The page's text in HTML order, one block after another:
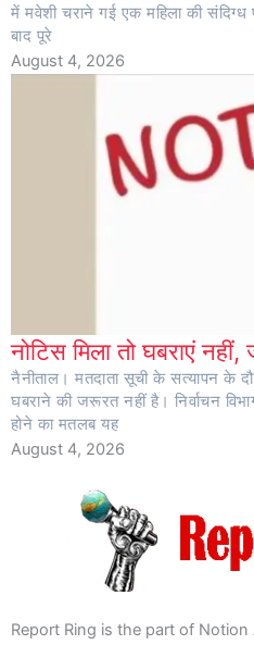
में मवेशी चराने गई एक महिला की संदिग्ध
बाद पूरे
August 4, 2026
नोटिस मिला तो घबराएं नहीं,
नैनीताल। मतदाता सूची के सत्यापन के
घबराने की जरूरत नहीं है। निर्वाचन
होने का मतलब यह
August 4, 2026
Report Ring is the part of